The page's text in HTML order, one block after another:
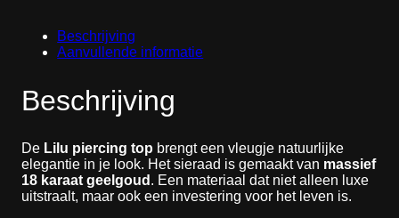
Beschrijving
Aanvullende informatie
Beschrijving
De Lilu piercing top brengt een vleugje natuurlijke
elegantie in je look. Het sieraad is gemaakt van massief
18 karaat geelgoud . Een materiaal dat niet alleen luxe
uitstraalt, maar ook een investering voor het leven is.